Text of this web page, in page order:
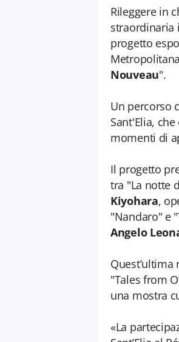
Rileggere in
straordinaria
progetto
Nouveau".
Un percorso
Sant'Elia,
momenti di
Il progetto
tra "La notte
Kiyohara,
"Nandaro" e
Angelo
"Tales from
una mostra
«La